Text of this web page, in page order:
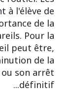
à l'élève de
de la
Pour la
peut être,
de la
son arrêt
définitif...